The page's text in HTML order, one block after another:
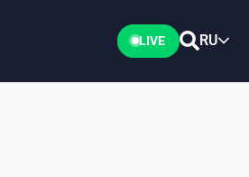
LIVE RU